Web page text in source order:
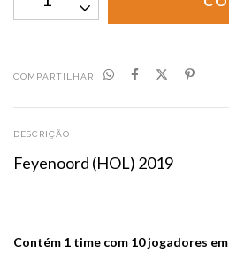
COMPARTILHAR
DESCRIÇÃO
Feyenoord (HOL) 2019
Contém 1 time com 10 jogadores